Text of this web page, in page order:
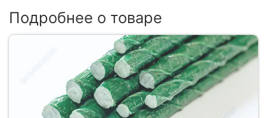
Подробнее о товаре